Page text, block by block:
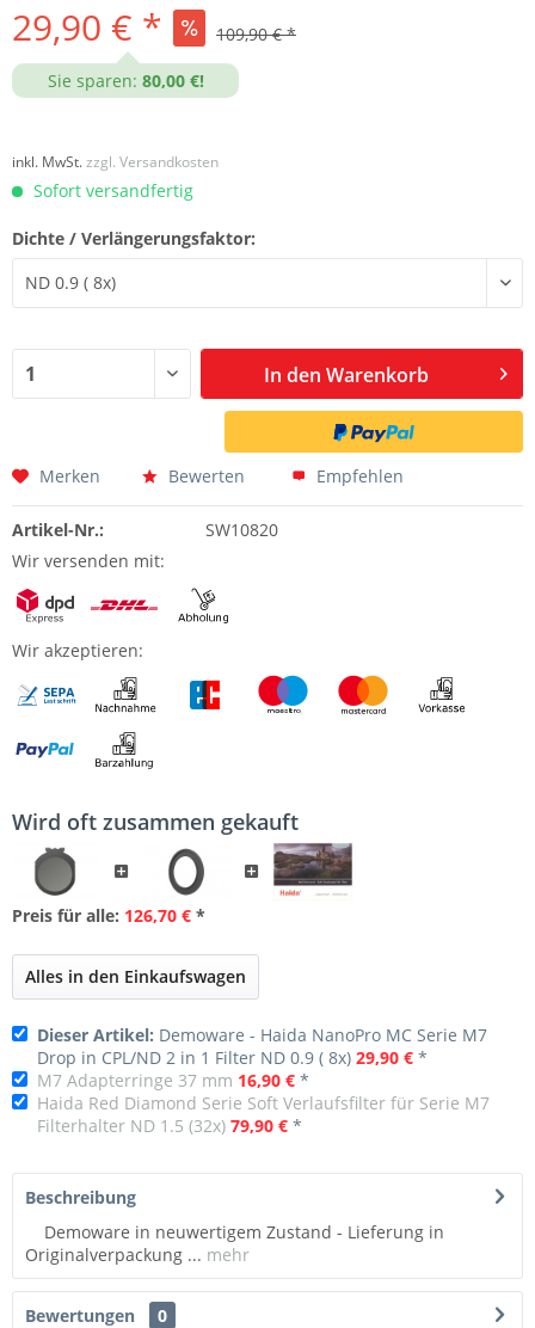
29,90 € * 109,90 € *
Sie sparen: 80,00 €!
inkl. MwSt.zzgl. Versandkosten
Sofort versandfertig
Dichte / Verlängerungsfaktor:
In den Warenkorb
Merken Bewerten Empfehlen
Artikel-Nr.:
SW10820
Wir versenden mit:
Wir akzeptieren:
Wird oft zusammen gekauft
Preis für alle: 126,70 € *
Alles in den Einkaufswagen
Dieser Artikel: Demoware - Haida NanoPro MC Serie M7
Drop in CPL/ND 2 in 1 Filter ND 0.9 ( 8x) 29,90 € *
M7 Adapterringe 37 mm 16,90 € *
Haida Red Diamond Serie Soft Verlaufsfilter für Serie M7
Filterhalter ND 1.5 (32x) 79,90 € *
Beschreibung
Demoware in neuwertigem Zustand - Lieferung in
Originalverpackung ... mehr
Bewertungen
0